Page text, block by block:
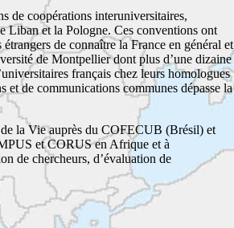
de coopérations interuniversitaires,
Liban et la Pologne. Ces conventions ont
de connaître la France en général et
de Montpellier dont plus d’une dizaine
français chez leurs homologues
et de communications communes dépasse la
la Vie auprès du COFECUB (Brésil) et
et CORUS en Afrique et à
de chercheurs, d’évaluation de